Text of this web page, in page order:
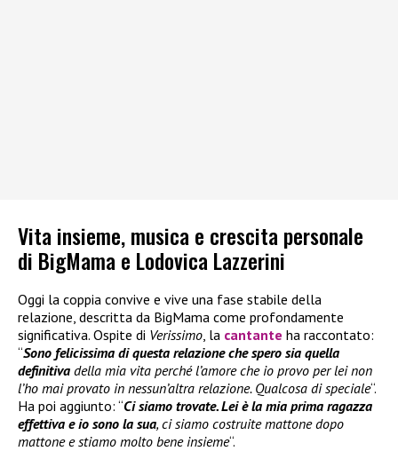
Vita insieme, musica e crescita personale
di BigMama e Lodovica Lazzerini
Oggi la coppia convive e vive una fase stabile della
relazione, descritta da BigMama come profondamente
significativa. Ospite di Verissimo, la cantante ha raccontato:
“Sono felicissima di questa relazione che spero sia quella
definitiva della mia vita perché l’amore che io provo per lei non
l’ho mai provato in nessun’altra relazione. Qualcosa di speciale“.
Ha poi aggiunto: “Ci siamo trovate. Lei è la mia prima ragazza
effettiva e io sono la sua, ci siamo costruite mattone dopo
mattone e stiamo molto bene insieme“.